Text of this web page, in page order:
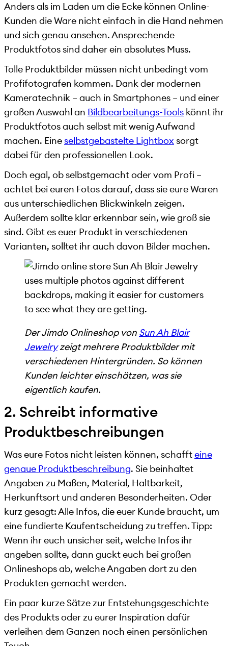
Anders als im Laden um die Ecke können Online-
Kunden die Ware nicht einfach in die Hand nehmen
und sich genau ansehen. Ansprechende
Produktfotos sind daher ein absolutes Muss.
Tolle Produktbilder müssen nicht unbedingt vom
Profifotografen kommen. Dank der modernen
Kameratechnik – auch in Smartphones – und einer
großen Auswahl an Bildbearbeitungs-Tools könnt ihr
Produktfotos auch selbst mit wenig Aufwand
machen. Eineselbstgebastelte Lightboxsorgt
dabei für den professionellen Look.
Doch egal, ob selbstgemacht oder vom Profi –
achtet bei euren Fotos darauf, dass sie eure Waren
aus unterschiedlichen Blickwinkeln zeigen.
Außerdem sollte klar erkennbar sein, wie groß sie
sind. Gibt es euer Produkt in verschiedenen
Varianten, solltet ihr auch davon Bilder machen.
Der Jimdo Onlineshop von Sun Ah Blair
Jewelryzeigt mehrere Produktbilder mit
verschiedenen Hintergründen. So können
Kunden leichter einschätzen, was sie
eigentlich kaufen.
2. Schreibt informative
Produktbeschreibungen
Was eure Fotos nicht leisten können, schaffteine
genaue Produktbeschreibung. Sie beinhaltet
Angaben zu Maßen, Material, Haltbarkeit,
Herkunftsort und anderen Besonderheiten. Oder
kurz gesagt: Alle Infos, die euer Kunde braucht, um
eine fundierte Kaufentscheidung zu treffen. Tipp:
Wenn ihr euch unsicher seit, welche Infos ihr
angeben sollte, dann guckt euch bei großen
Onlineshops ab, welche Angaben dort zu den
Produkten gemacht werden.
Ein paar kurze Sätze zur Entstehungsgeschichte
des Produkts oder zu eurer Inspiration dafür
verleihen dem Ganzen noch einen persönlichen